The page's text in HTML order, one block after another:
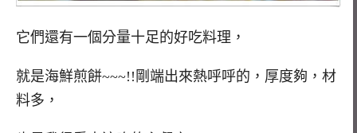
它們還有一個分量十足的好吃料理，
就是海鮮煎餅~~~!!剛端出來熱呼呼的，厚度夠，材
料多，